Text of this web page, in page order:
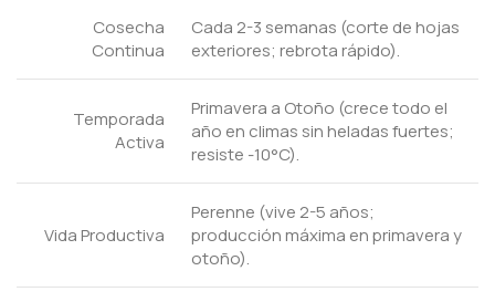
Cosecha
Continua
Cada 2-3 semanas (corte de hojas
exteriores; rebrota rápido).
Temporada
Activa
Primavera a Otoño (crece todo el
año en climas sin heladas fuertes;
resiste -10°C).
Vida Productiva
Perenne (vive 2-5 años;
producción máxima en primavera y
otoño).